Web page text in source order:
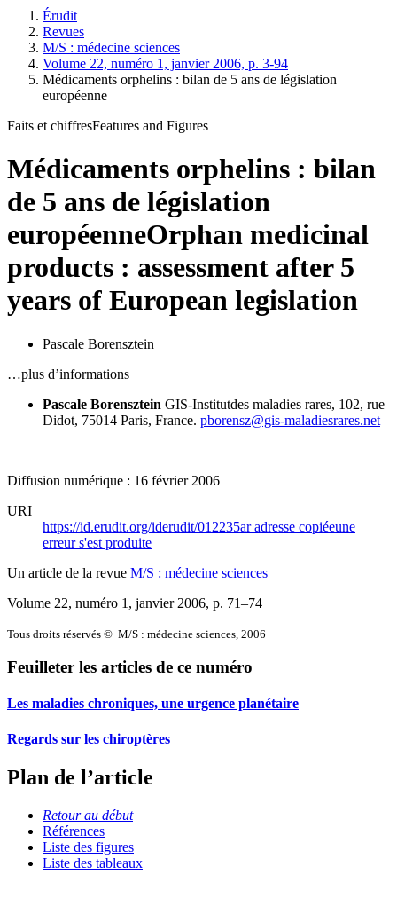
Érudit
Revues
M/S : médecine sciences
Volume 22, numéro 1, janvier 2006, p. 3-94
Médicaments orphelins : bilan de 5 ans de législation
européenne
Faits et chiffresFeatures and Figures
Médicaments orphelins : bilan
de 5 ans de législation
européenneOrphan medicinal
products : assessment after 5
years of European legislation
Pascale Borensztein
…plus d’informations
Pascale Borensztein GIS-Institutdes maladies rares, 102, rue
Didot, 75014 Paris, France. pborensz@gis-maladiesrares.net
Diffusion numérique : 16 février 2006
URI
https://id.erudit.org/iderudit/012235aradresse copiéeune
erreur s'est produite
Un article de la revue M/S : médecine sciences
Volume 22, numéro 1, janvier 2006, p. 71–74
Tous droits réservés © M/S : médecine sciences, 2006
Feuilleter les articles de ce numéro
Les maladies chroniques, une urgence planétaire
Regards sur les chiroptères
Plan de l’article
Retour au début
Références
Liste des figures
Liste des tableaux